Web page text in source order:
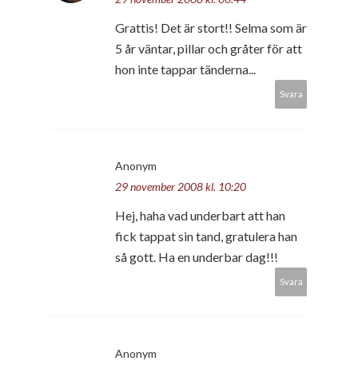
Grattis! Det är stort!! Selma som är
5 år väntar, pillar och gråter för att
hon inte tappar tänderna...
Svara
Anonym
29 november 2008 kl. 10:20
Hej, haha vad underbart att han
fick tappat sin tand, gratulera han
så gott. Ha en underbar dag!!!
Svara
Anonym